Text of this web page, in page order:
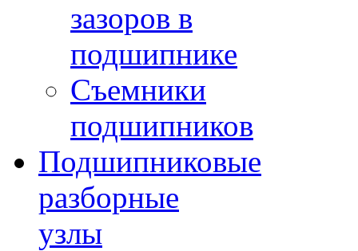
зазоров в
подшипнике
Съемники
подшипников
Подшипниковые
разборные
узлы